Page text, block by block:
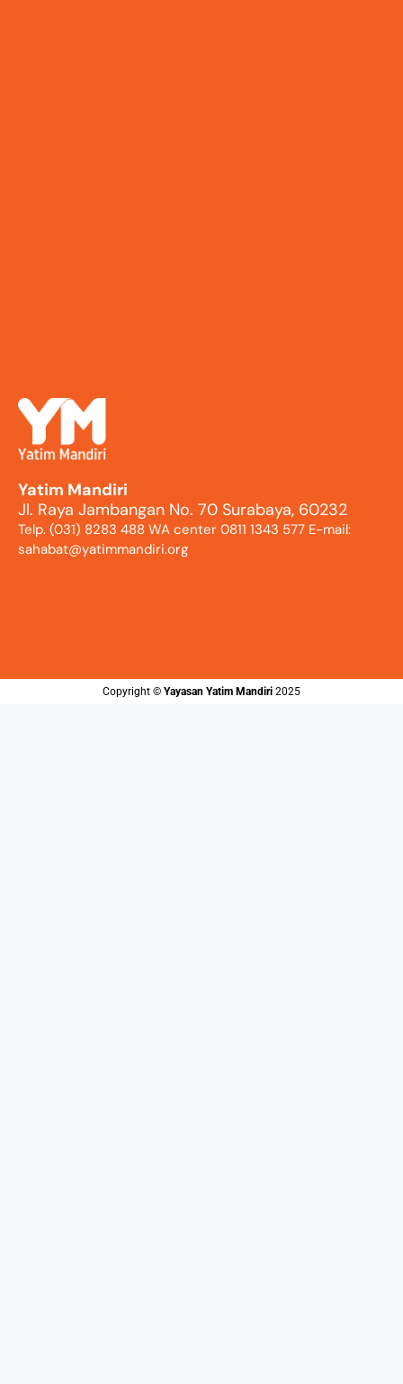
Yatim Mandiri
Jl. Raya Jambangan No. 70 Surabaya, 60232
Telp. (031) 8283 488 WA center 0811 1343 577 E-mail:
sahabat@yatimmandiri.org
Copyright ©️ Yayasan Yatim Mandiri 2025